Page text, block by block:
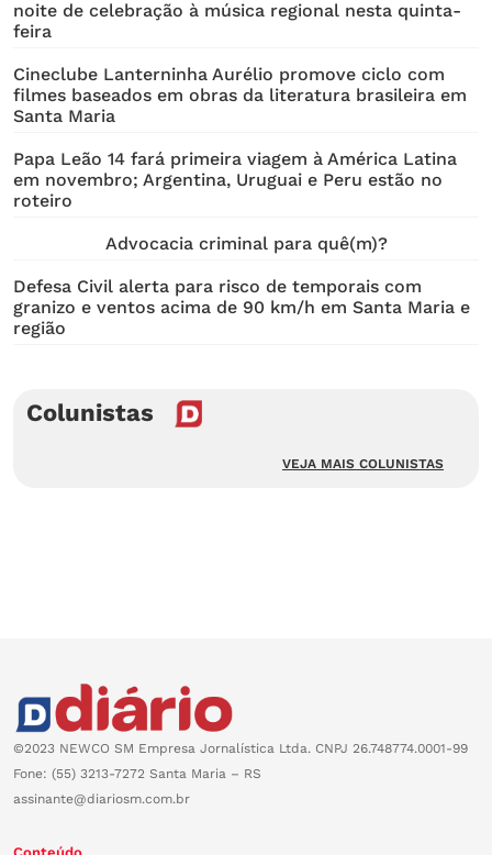
noite de celebração à música regional nesta quinta-
feira
Cineclube Lanterninha Aurélio promove ciclo com
filmes baseados em obras da literatura brasileira em
Santa Maria
Papa Leão 14 fará primeira viagem à América Latina
em novembro; Argentina, Uruguai e Peru estão no
roteiro
Advocacia criminal para quê(m)?
Defesa Civil alerta para risco de temporais com
granizo e ventos acima de 90 km/h em Santa Maria e
região
Colunistas
VEJA MAIS COLUNISTAS
©2023 NEWCO SM Empresa Jornalística Ltda. CNPJ 26.748774.0001-99
Fone: (55) 3213-7272 Santa Maria – RS
assinante@diariosm.com.br